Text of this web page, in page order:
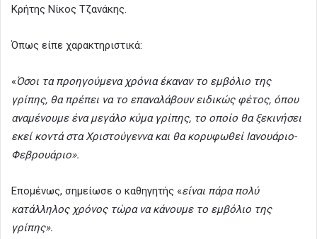
Κρήτης Νίκος Τζανάκης.
Όπως είπε χαρακτηριστικά:
«Όσοι τα προηγούμενα χρόνια έκαναν το εμβόλιο της
γρίπης, θα πρέπει να το επαναλάβουν ειδικώς φέτος, όπου
αναμένουμε ένα μεγάλο κύμα γρίπης, το οποίο θα ξεκινήσει
εκεί κοντά στα Χριστούγεννα και θα κορυφωθεί Ιανουάριο-
Φεβρουάριο».
Επομένως, σημείωσε ο καθηγητής «είναι πάρα πολύ
κατάλληλος χρόνος τώρα να κάνουμε το εμβόλιο της
γρίπης».